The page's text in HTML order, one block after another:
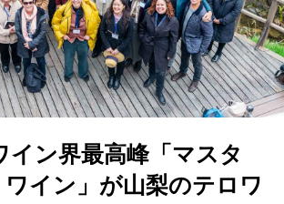
イン界最高峰「マスタ
イン」が山梨のテロワ